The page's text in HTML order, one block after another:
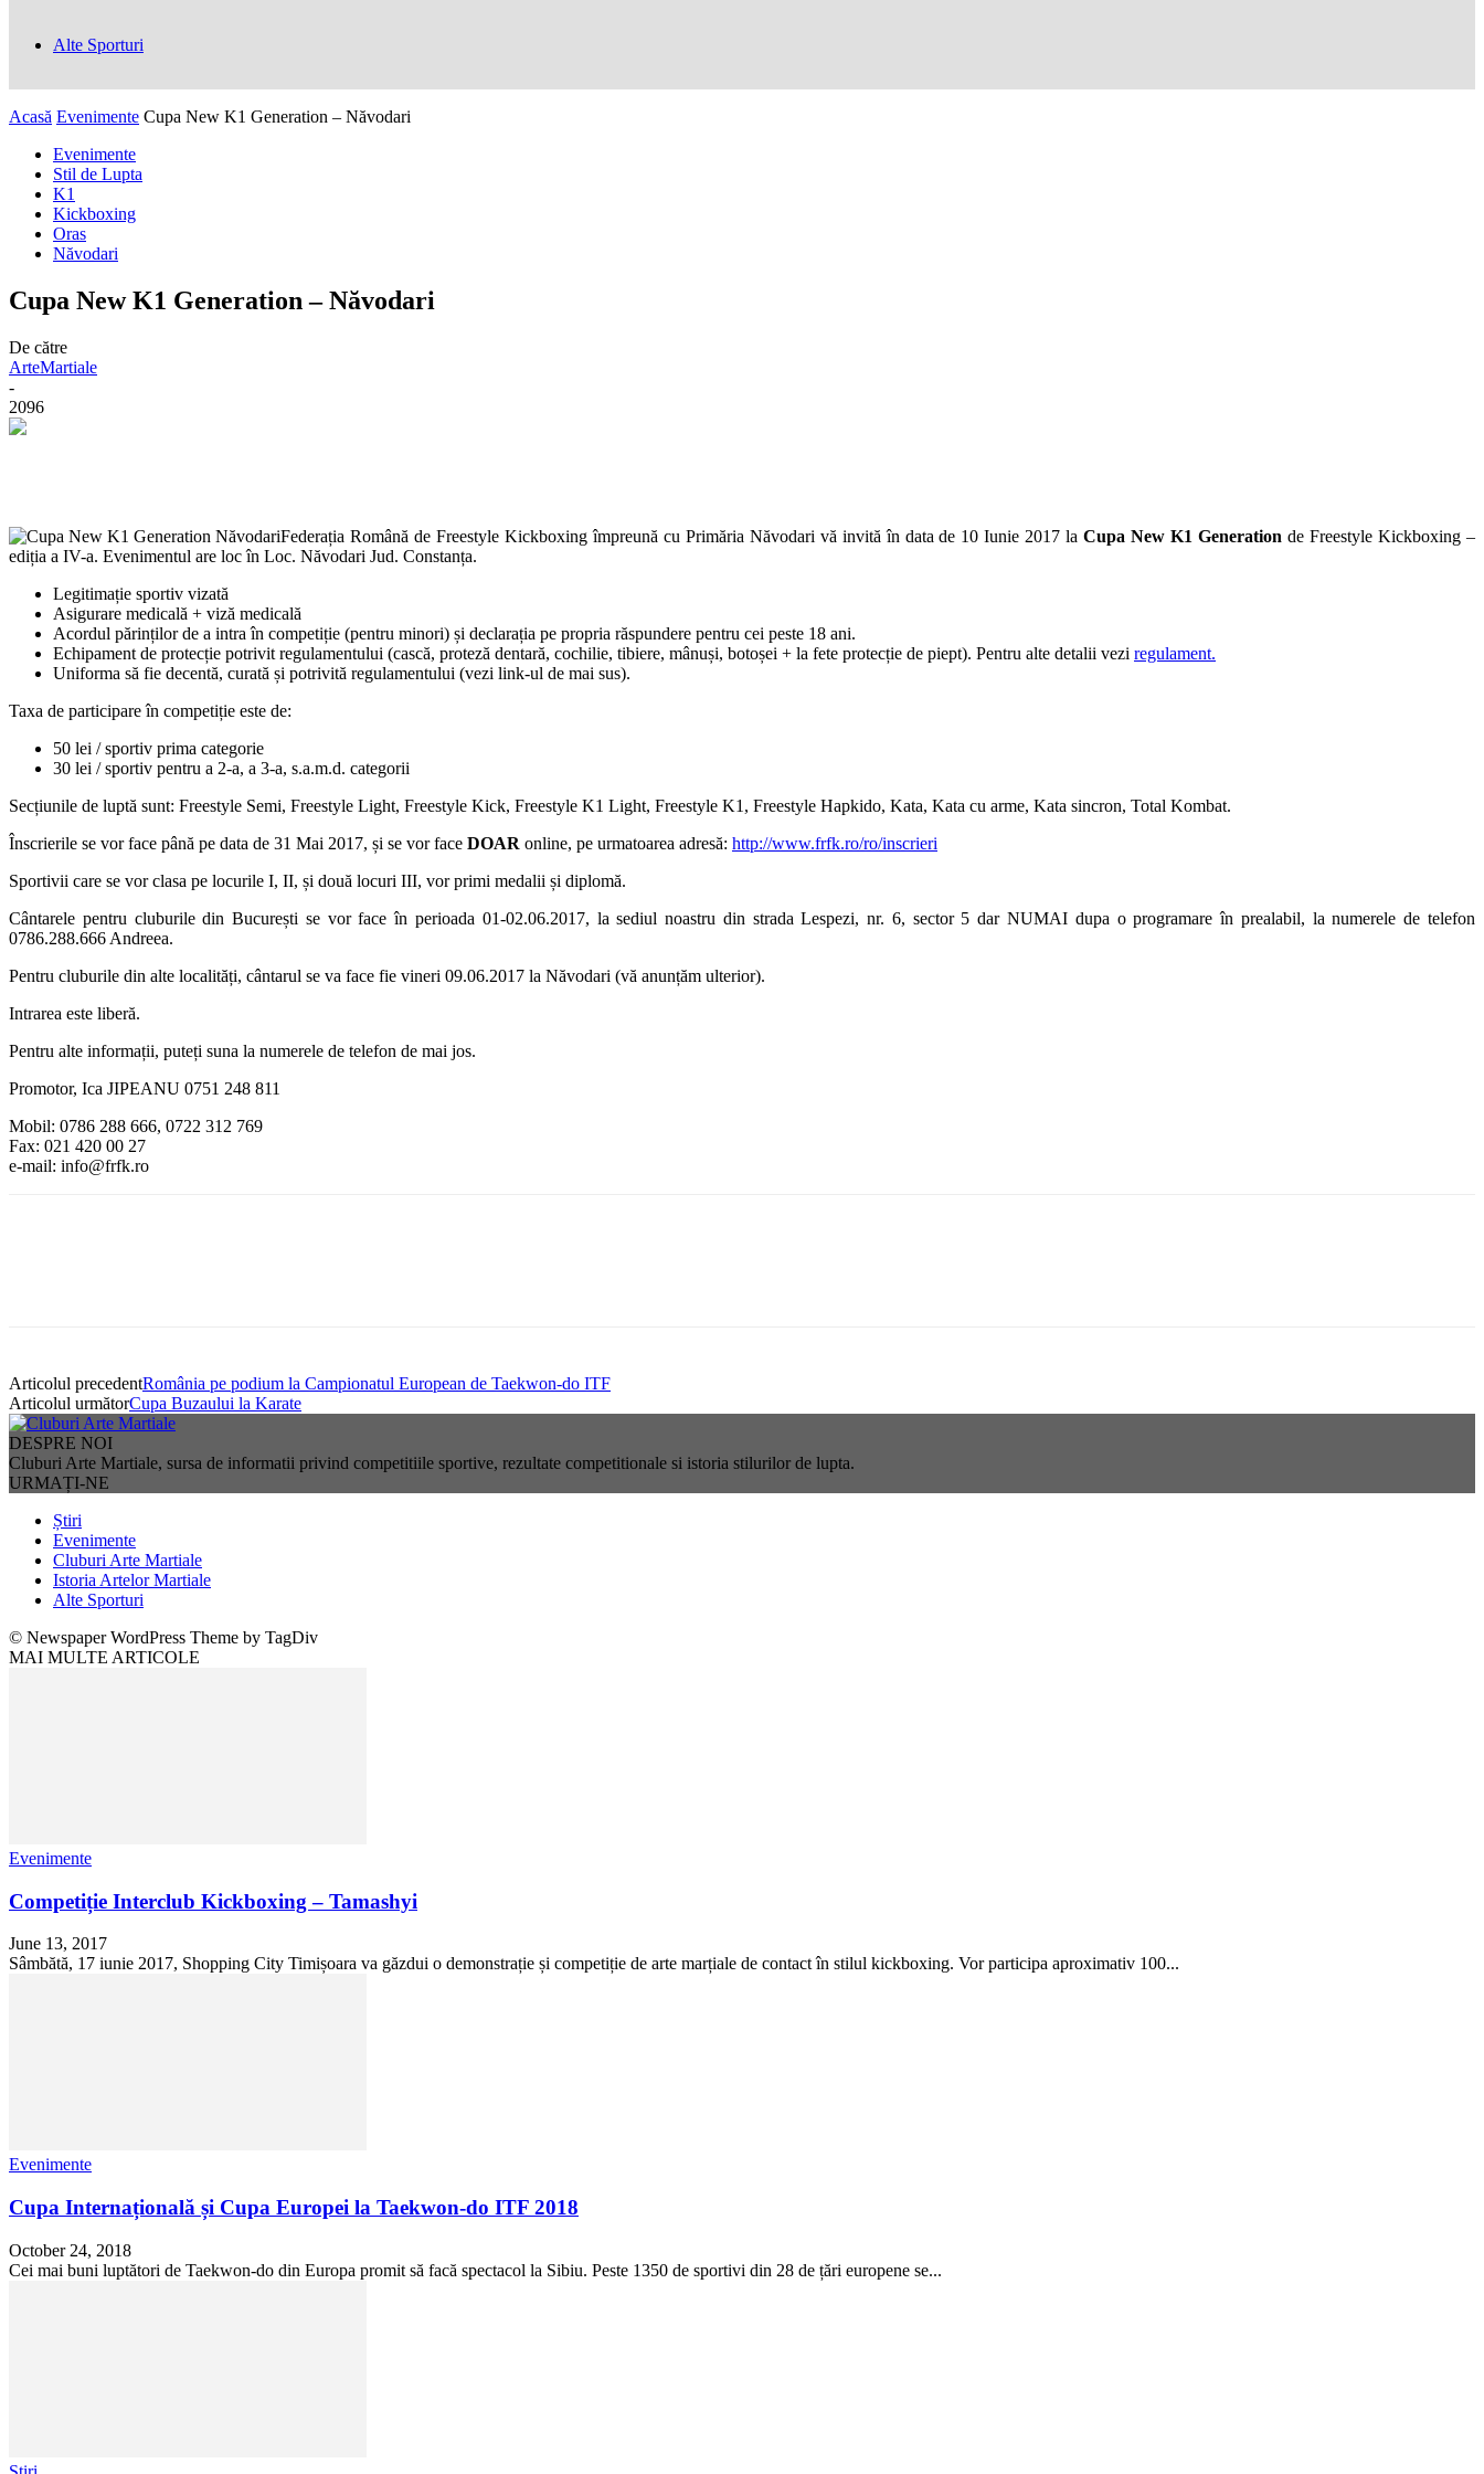
Alte Sporturi
Acasă Evenimente Cupa New K1 Generation – Năvodari
Evenimente
Stil de Lupta
K1
Kickboxing
Oras
Năvodari
Cupa New K1 Generation – Năvodari
De către
ArteMartiale
-
2096
Federația Română de Freestyle Kickboxing împreună cu Primăria Năvodari vă invită în data de 10 Iunie 2017 laCupa New K1 Generation de Freestyle Kickboxing –
ediția a IV-a. Evenimentul are loc în Loc. Năvodari Jud. Constanța.
Legitimație sportiv vizată
Asigurare medicală + viză medicală
Acordul părinților de a intra în competiție (pentru minori) și declarația pe propria răspundere pentru cei peste 18 ani.
Echipament de protecție potrivit regulamentului (cască, proteză dentară, cochilie, tibiere, mânuși, botoșei + la fete protecție de piept). Pentru alte detalii vezi regulament.
Uniforma să fie decentă, curată și potrivită regulamentului (vezi link-ul de mai sus).
Taxa de participare în competiție este de:
50 lei / sportiv prima categorie
30 lei / sportiv pentru a 2-a, a 3-a, s.a.m.d. categorii
Secțiunile de luptă sunt: Freestyle Semi, Freestyle Light, Freestyle Kick, Freestyle K1 Light, Freestyle K1, Freestyle Hapkido, Kata, Kata cu arme, Kata sincron, Total Kombat.
Înscrierile se vor face până pe data de 31 Mai 2017, și se vor face DOAR online, pe urmatoarea adresă: http://www.frfk.ro/ro/inscrieri
Sportivii care se vor clasa pe locurile I, II, și două locuri III, vor primi medalii și diplomă.
Cântarele pentru cluburile din București se vor face în perioada 01-02.06.2017, la sediul noastru din strada Lespezi, nr. 6, sector 5 dar NUMAI dupa o programare în prealabil, la numerele de telefon
0786.288.666 Andreea.
Pentru cluburile din alte localități, cântarul se va face fie vineri 09.06.2017 la Năvodari (vă anunțăm ulterior).
Intrarea este liberă.
Pentru alte informații, puteți suna la numerele de telefon de mai jos.
Promotor, Ica JIPEANU 0751 248 811
Mobil: 0786 288 666, 0722 312 769
Fax: 021 420 00 27
e-mail: info@frfk.ro
Articolul precedentRomânia pe podium la Campionatul European de Taekwon-do ITF
Articolul următorCupa Buzaului la Karate
DESPRE NOI
Cluburi Arte Martiale, sursa de informatii privind competitiile sportive, rezultate competitionale si istoria stilurilor de lupta.
URMAȚI-NE
Știri
Evenimente
Cluburi Arte Martiale
Istoria Artelor Martiale
Alte Sporturi
© Newspaper WordPress Theme by TagDiv
MAI MULTE ARTICOLE
Evenimente
Competiție Interclub Kickboxing – Tamashyi
June 13, 2017
Sâmbătă, 17 iunie 2017, Shopping City Timișoara va găzdui o demonstrație și competiție de arte marțiale de contact în stilul kickboxing. Vor participa aproximativ 100...
Evenimente
Cupa Internațională și Cupa Europei la Taekwon-do ITF 2018
October 24, 2018
Cei mai buni luptători de Taekwon-do din Europa promit să facă spectacol la Sibiu. Peste 1350 de sportivi din 28 de țări europene se...